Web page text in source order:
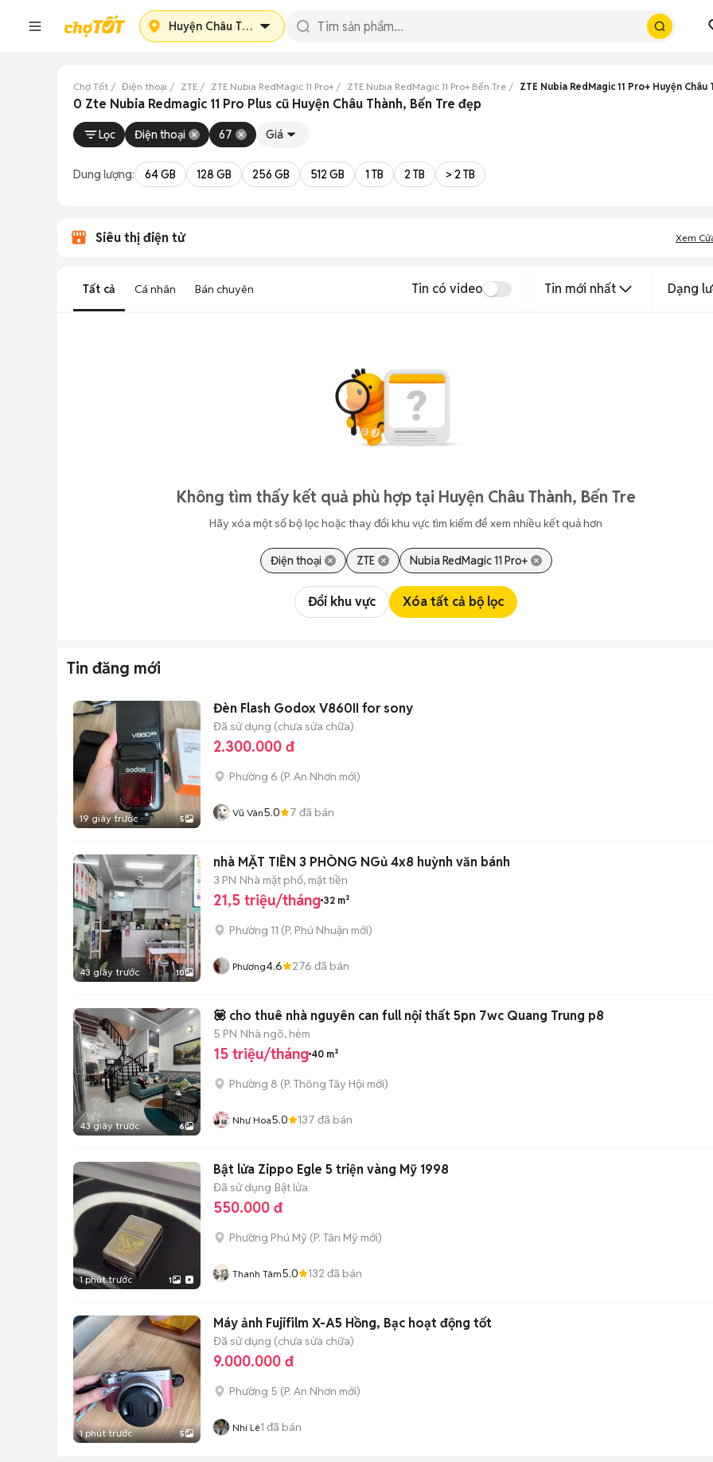
Huyện Châu Thành
Chợ Tốt Điện thoại ZTE ZTE Nubia RedMagic 11 Pro+ ZTE Nubia RedMagic 11 Pro+ Bến Tre ZTE Nubia RedMagic 11 Pro+ Huyện Châu
0 Zte Nubia Redmagic 11 Pro Plus cũ Huyện Châu Thành, Bến Tre đẹp
Lọc Điện thoại 67 Giá
Dung lượng: 64 GB 128 GB 256 GB 512 GB 1 TB 2 TB > 2 TB
Siêu thị điện tử Xem
Tất cả Cá nhân Bán chuyên Tin có video Tin mới nhất Dạng
Không tìm thấy kết quả phù hợp tại Huyện Châu Thành, Bến Tre
Hãy xóa một số bộ lọc hoặc thay đổi khu vực tìm kiếm để xem nhiều kết quả hơn
Điện thoại ZTE Nubia RedMagic 11 Pro+
Đổi khu vực Xóa tất cả bộ lọc
Tin đăng mới
19 giây trước 5
Đèn Flash Godox V860II for sony
Đã sử dụng (chưa sửa chữa)
2.300.000 đ
Phường 6 (P. An Nhơn mới)
Vũ Vân5.0 7 đã bán
43 giây trước 10
nhà MẶT TIỀN 3 PHÒNG NGủ 4x8 huỳnh văn bánh
3 PN Nhà mặt phố, mặt tiền
21,5 triệu/tháng 32 m²
Phường 11 (P. Phú Nhuận mới)
Phương4.6 276 đã bán
43 giây trước 6
💟 cho thuê nhà nguyên can full nội thất 5pn 7wc Quang Trung p8
5 PN Nhà ngõ, hẻm
15 triệu/tháng 40 m²
Phường 8 (P. Thông Tây Hội mới)
Như Hoa5.0 137 đã bán
1 phút trước 1
Bật lửa Zippo Egle 5 triện vàng Mỹ 1998
Đã sử dụng Bật lửa
550.000 đ
Phường Phú Mỹ (P. Tân Mỹ mới)
Thanh Tâm5.0 132 đã bán
1 phút trước 5
Máy ảnh Fujifilm X-A5 Hồng, Bạc hoạt động tốt
Đã sử dụng (chưa sửa chữa)
9.000.000 đ
Phường 5 (P. An Nhơn mới)
Nhi Lê1 đã bán